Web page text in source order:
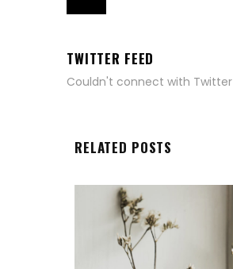
TWITTER FEED
Couldn't connect with Twitter
RELATED POSTS